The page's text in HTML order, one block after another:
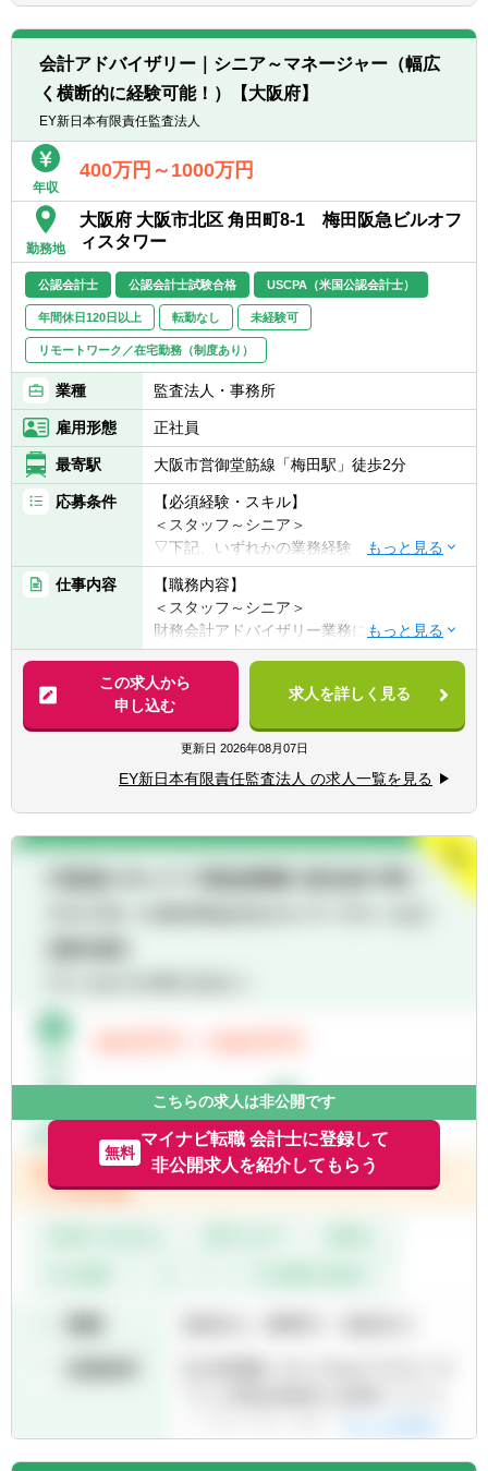
会が多数あります。
■経営層への直接的な報告・ディスカッショ
ンを行うため、高い視座での意思決定プロセ
スに触れ、論理的思考力・経営感覚が磨かれ
る環境です。
■チーム内外の会計士・弁護士をはじめ、監
査法人や税理士など多様なプロフェッショナ
ルと協働する機会が豊富で、専門性とビジネ
■弊社は連結決算にIFRSを適用しており、
IFRSの知識・実務経験を習得できる希少な学
習機会があります。
【魅力】
①経営に極めて近いポジションで、意思決定
の中枢を担える
経営層へのレポーティング・議論の機会が多
く、“経営が何を考え、どの情報で判断し、ど
う事業を動かしていくか”を最前線で体感でき
る環境です。財務数値の解釈だけでなく、経
営視点の判断力が磨かれます。
②経企 × 管理会計 × 財務戦略を横断し、“経
営基盤をつくる側”へ回れる
1つの機能に閉じず、中期経営計画、事業別
PL分析、KPI設計、財務戦略といった 企業成
長の根幹をつくる領域を一気通貫で担当でき
ます。キャリアとして極めて希少性の高いス
キルセットが身につきます。
へチャレンジできる可能性があります。
※駐在先にもよりますが、アドバイザリー業
務・税務業務の経験ができます。
【現在の海外駐在職員について／2022年3月
時点】
現在、約10名の方々が海外拠点へ駐在してお
ります。
会計アドバイザリー｜シニア～マネージャー（幅広
く横断的に経験可能！）【大阪府】
EY新日本有限責任監査法人
年収
400万円～1000万円
勤務地
大阪府 大阪市北区 角田町8-1 梅田阪急ビルオフ
ィスタワー
公認会計士 公認会計士試験合格 USCPA（米国公認会計士）
年間休日120日以上 転勤なし 未経験可
リモートワーク／在宅勤務（制度あり）
業種 監査法人・事務所
雇用形態 正社員
最寄駅 大阪市営御堂筋線「梅田駅」徒歩2分
応募条件
【必須経験・スキル】
＜スタッフ～シニア＞
▽下記、いずれかの業務経験
■事業会社の経理財務部門や経営企画部門で
の経験
■コンサルティング業界（会計関連・内部統
制等）での経験
■監査法人の会計監査もしくはアドバイザリ
ー業務での経験
▽下記、いずれかの資格等
■公認会計士（JICPA）、公認会計士試験合格
■USCPA、USCPA科目合格者（3科目以上）
▽下記、いずれかの業務経験
■事業会社の経理財務部門や経営企画部門で
の管理職経験
【歓迎経験・スキル】
＜両ポジション共通＞
■外国語（英語や中国語）でのコミュニケー
ション力をお持ちの方
仕事内容
【職務内容】
＜スタッフ～シニア＞
財務会計アドバイザリー業務において、チー
ム（2名～5名程度）の一員として業務に従事
いただきます。
＜マネージャー＞
財務会計アドバイザリー業務において、チー
ム（2名～5名程度）を率いるリーダーとして
業務に従事いただきます。
■会計コンプライアンス関連
・国際財務報告基準（IFRS）導入支援
・新会計基準対応支援
■財務報告ガバナンス・プロセス関連
・買収時の財務報告プロセス構築（PMI）支
・決算業務支援
上記の他、財務諸表監査・内部統制監査業務
や官公庁向けのアドバイザリー業務に従事す
ることも可能です。
この求人から
申し込む
求人を詳しく見る
更新日 2026年08月07日
EY新日本有限責任監査法人 の求人一覧を見る
こちらの求人は非公開です
無料
マイナビ転職 会計士に登録して
非公開求人を紹介してもらう